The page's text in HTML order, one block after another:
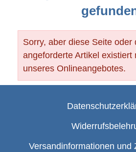
Sorry, aber diese Seite oder
angeforderte Artikel existiert
unseres Onlineangebotes.
Versandinformationen und